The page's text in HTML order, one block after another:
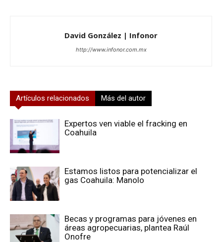
David González | Infonor
http://www.infonor.com.mx
Artículos relacionados Más del autor
Expertos ven viable el fracking en
Coahuila
Estamos listos para potencializar el
gas Coahuila: Manolo
Becas y programas para jóvenes en
áreas agropecuarias, plantea Raúl
Onofre